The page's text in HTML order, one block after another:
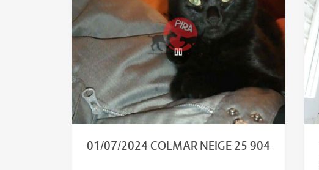
01/07/2024 COLMAR NEIGE 25 904